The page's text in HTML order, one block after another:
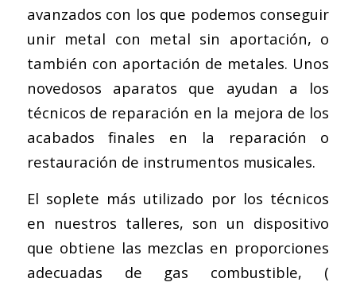
avanzados con los que podemos conseguir
unir metal con metal sin aportación, o
también con aportación de metales. Unos
novedosos aparatos que ayudan a los
técnicos de reparación en la mejora de los
acabados finales en la reparación o
restauración de instrumentos musicales.
El soplete más utilizado por los técnicos
en nuestros talleres, son un dispositivo
que obtiene las mezclas en proporciones
adecuadas de gas combustible, (